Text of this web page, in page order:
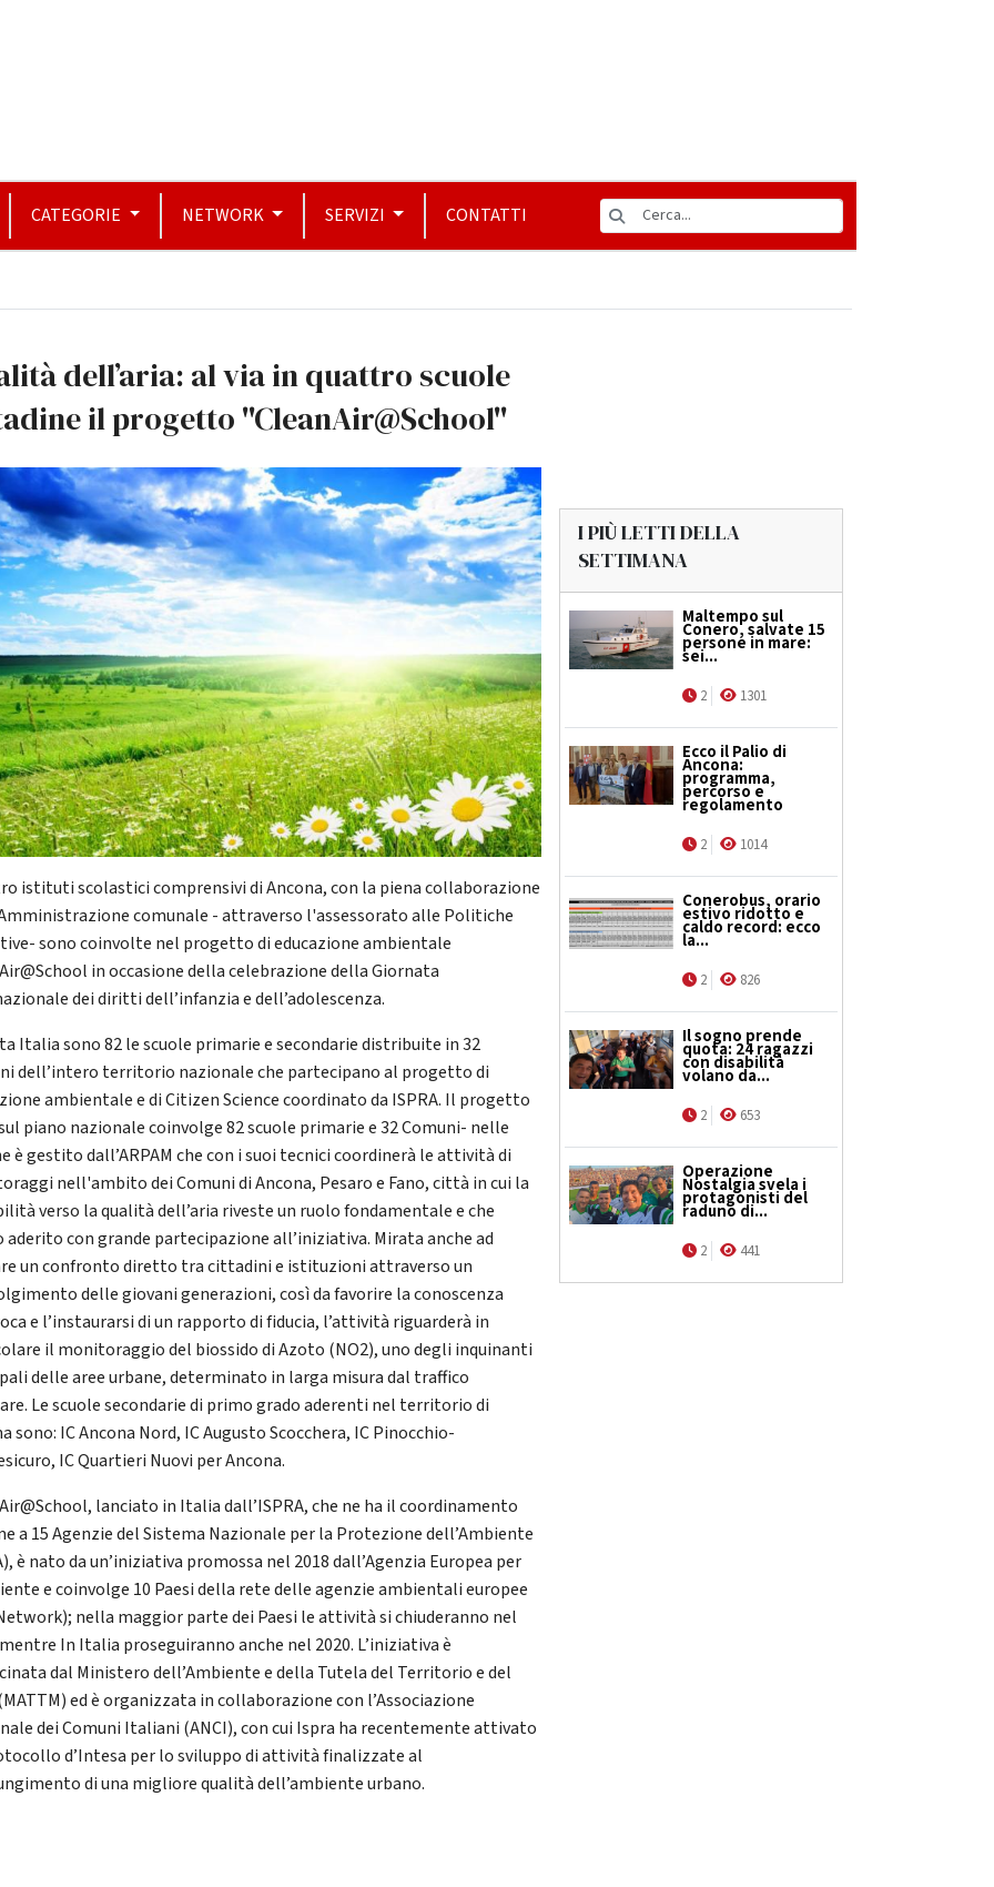
CATEGORIE NETWORK SERVIZI CONTATTI
dell’aria: al via in quattro scuole
il progetto ''CleanAir@School''
istituti scolastici comprensivi di Ancona, con la piena collaborazione
comunale - attraverso l'assessorato alle Politiche
sono coinvolte nel progetto di educazione ambientale
in occasione della celebrazione della Giornata
dei diritti dell’infanzia e dell’adolescenza.
Italia sono 82 le scuole primarie e secondarie distribuite in 32
dell’intero territorio nazionale che partecipano al progetto di
ambientale e di Citizen Science coordinato da ISPRA. Il progetto
piano nazionale coinvolge 82 scuole primarie e 32 Comuni- nelle
è gestito dall’ARPAM che con i suoi tecnici coordinerà le attività di
nell'ambito dei Comuni di Ancona, Pesaro e Fano, città in cui la
verso la qualità dell’aria riveste un ruolo fondamentale e che
aderito con grande partecipazione all’iniziativa. Mirata anche ad
un confronto diretto tra cittadini e istituzioni attraverso un
delle giovani generazioni, così da favorire la conoscenza
e l’instaurarsi di un rapporto di fiducia, l’attività riguarderà in
il monitoraggio del biossido di Azoto (NO2), uno degli inquinanti
delle aree urbane, determinato in larga misura dal traffico
Le scuole secondarie di primo grado aderenti nel territorio di
sono: IC Ancona Nord, IC Augusto Scocchera, IC Pinocchio-
IC Quartieri Nuovi per Ancona.
lanciato in Italia dall’ISPRA, che ne ha il coordinamento
a 15 Agenzie del Sistema Nazionale per la Protezione dell’Ambiente
è nato da un’iniziativa promossa nel 2018 dall’Agenzia Europea per
e coinvolge 10 Paesi della rete delle agenzie ambientali europee
nella maggior parte dei Paesi le attività si chiuderanno nel
In Italia proseguiranno anche nel 2020. L’iniziativa è
dal Ministero dell’Ambiente e della Tutela del Territorio e del
ed è organizzata in collaborazione con l’Associazione
dei Comuni Italiani (ANCI), con cui Ispra ha recentemente attivato
d’Intesa per lo sviluppo di attività finalizzate al
di una migliore qualità dell’ambiente urbano.
I PIÙ LETTI DELLA
SETTIMANA
Maltempo sul
Conero, salvate 15
persone in mare:
sei...
2 1301
Ecco il Palio di
Ancona:
programma,
percorso e
regolamento
2 1014
Conerobus, orario
estivo ridotto e
caldo record: ecco
la...
2 826
Il sogno prende
quota: 24 ragazzi
con disabilità
volano da...
2 653
Operazione
Nostalgia svela i
protagonisti del
raduno di...
2 441